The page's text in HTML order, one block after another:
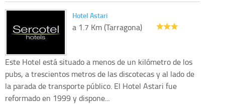
Hotel Astari
a 1.7 Km (Tarragona)
Este Hotel está situado a menos de un kilómetro de los
pubs, a trescientos metros de las discotecas y al lado de
la parada de transporte público. El Hotel Astari fue
reformado en 1999 y dispone...